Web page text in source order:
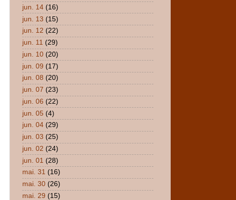
jun. 14 (16)
jun. 13 (15)
jun. 12 (22)
jun. 11 (29)
jun. 10 (20)
jun. 09 (17)
jun. 08 (20)
jun. 07 (23)
jun. 06 (22)
jun. 05 (4)
jun. 04 (29)
jun. 03 (25)
jun. 02 (24)
jun. 01 (28)
mai. 31 (16)
mai. 30 (26)
mai. 29 (15)